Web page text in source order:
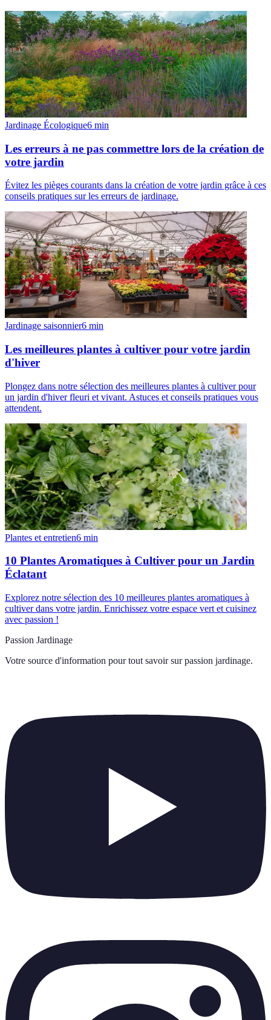
Jardinage Écologique6 min
Les erreurs à ne pas commettre lors de la création de
votre jardin
Évitez les pièges courants dans la création de votre jardin grâce à ces
conseils pratiques sur les erreurs de jardinage.
Jardinage saisonnier6 min
Les meilleures plantes à cultiver pour votre jardin
d'hiver
Plongez dans notre sélection des meilleures plantes à cultiver pour
un jardin d'hiver fleuri et vivant. Astuces et conseils pratiques vous
attendent.
Plantes et entretien6 min
10 Plantes Aromatiques à Cultiver pour un Jardin
Éclatant
Explorez notre sélection des 10 meilleures plantes aromatiques à
cultiver dans votre jardin. Enrichissez votre espace vert et cuisinez
avec passion !
Passion Jardinage
Votre source d'information pour tout savoir sur passion jardinage.